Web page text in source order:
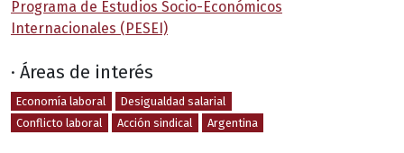
Programa de Estudios Socio-Económicos
Internacionales (PESEI)
· Áreas de interés
Economía laboral
Desigualdad salarial
Conflicto laboral
Acción sindical Argentina